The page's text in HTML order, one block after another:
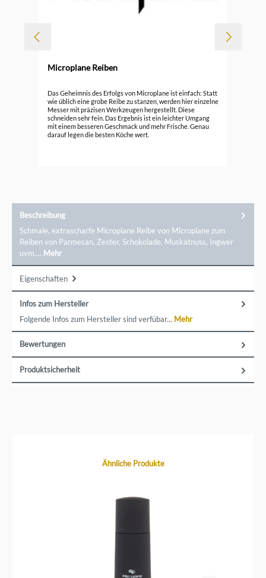
Microplane Reiben
Das Geheimnis des Erfolgs von Microplane ist einfach: Statt
wie üblich eine grobe Reibe zu stanzen, werden hier einzelne
Messer mit präzisen Werkzeugen hergestellt. Diese
schneiden sehr fein. Das Ergebnis ist ein leichter Umgang
mit einem besseren Geschmack und mehr Frische. Genau
darauf legen die besten Köche wert.
Beschreibung
Schmale, extrascharfe Microplane Reibe von Microplane zum
Reiben von Parmesan, Zester, Schokolade, Muskatnuss, Ingwer
uvm.… Mehr
Eigenschaften
Infos zum Hersteller
Folgende Infos zum Hersteller sind verfübar... Mehr
Bewertungen
Produktsicherheit
Produktgalerie überspringenÄhnliche Produkte